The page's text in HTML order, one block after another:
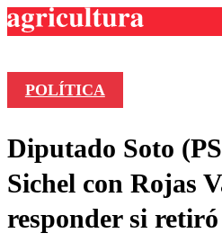
Frecuencias
Agricultura TV
Deportes
Colo Colo
Entretención
POLÍTICA
Diputado Soto
Sichel con Rojas
responder si